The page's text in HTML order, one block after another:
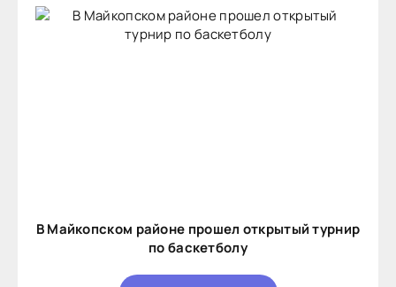
В Майкопском районе прошел открытый турнир
по баскетболу